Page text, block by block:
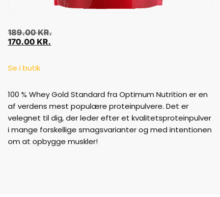
189.00KR.
170.00 KR.
Se i butik
100 % Whey Gold Standard fra Optimum Nutrition er en
af verdens mest populære proteinpulvere. Det er
velegnet til dig, der leder efter et kvalitetsproteinpulver
i mange forskellige smagsvarianter og med intentionen
om at opbygge muskler!